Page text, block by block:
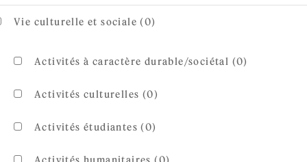
Vie culturelle et sociale (0)
Activités à caractère durable/sociétal (0)
Activités culturelles (0)
Activités étudiantes (0)